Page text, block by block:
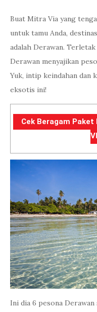
Buat Mitra Via yang
untuk tamu Anda,
adalah Derawan.
Derawan menyajikan
Yuk, intip keindahan dan
eksotis ini!
Cek Beragam
Ini dia 6 pesona